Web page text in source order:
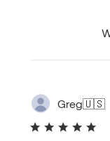
Greg🇺🇸